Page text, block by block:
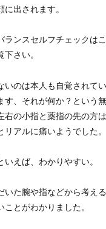
出されます。
ランスセルフチェックは
さい。
いのは本人も自覚されて
、それが何か？という無
右の小指と薬指の先の方
アルに痛いようでした。
えば、わかりやすい。
いた腕や指などから考え
とがわかりました。